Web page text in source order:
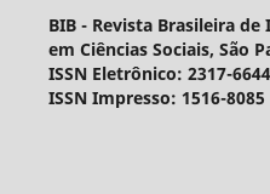
BIB - Revista Brasileira
em Ciências Sociais, São
ISSN Eletrônico: 2317-6644
ISSN Impresso: 1516-8085